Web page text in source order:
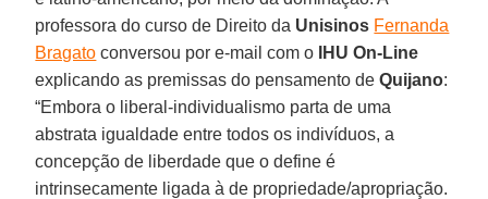
professora do curso de Direito da Unisinos Fernanda
Bragato conversou por e-mail com o
IHU On-Line
explicando as premissas do pensamento deQuijano:
“Embora o liberal-individualismo parta de uma
abstrata igualdade entre todos os indivíduos, a
concepção de liberdade que o define é
intrinsecamente ligada à de propriedade/apropriação.